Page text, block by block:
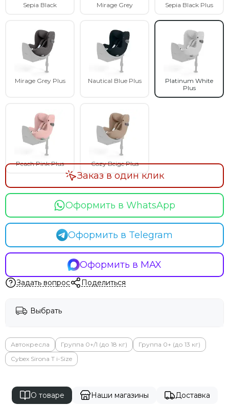
Sepia Black Mirage Grey Sepia Black Plus
Mirage Grey Plus Nautical Blue Plus
Platinum White
Plus
Peach Pink Plus Cozy Beige Plus
Оформить в WhatsApp
Оформить в Telegram
Оформить в MAX
Заказ в один клик
Задать вопрос Поделиться
Выбрать
Автокресла Группа 0+/1 (до 18 кг)
Группа 0+ (до 13 кг)
Cybex Sirona T i-Size
О товаре Наши магазины Доставка